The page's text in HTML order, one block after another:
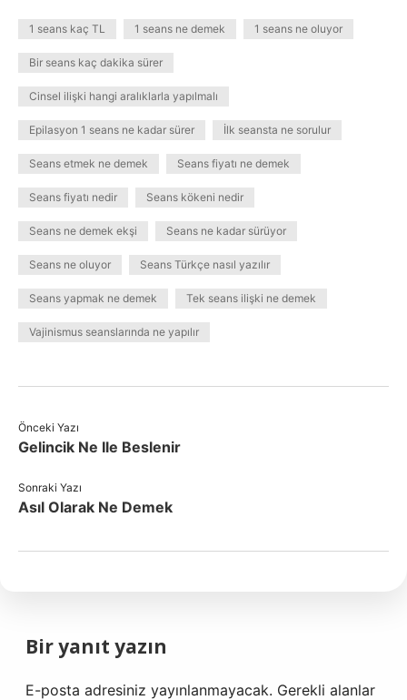
1 seans kaç TL 1 seans ne demek 1 seans ne oluyor
Bir seans kaç dakika sürer
Cinsel ilişki hangi aralıklarla yapılmalı
Epilasyon 1 seans ne kadar sürer İlk seansta ne sorulur
Seans etmek ne demek Seans fiyatı ne demek
Seans fiyatı nedir Seans kökeni nedir
Seans ne demek ekşi Seans ne kadar sürüyor
Seans ne oluyor Seans Türkçe nasıl yazılır
Seans yapmak ne demek Tek seans ilişki ne demek
Vajinismus seanslarında ne yapılır
Önceki Yazı
Gelincik Ne Ile Beslenir
Sonraki Yazı
Asıl Olarak Ne Demek
Bir yanıt yazın
E-posta adresiniz yayınlanmayacak. Gerekli alanlar